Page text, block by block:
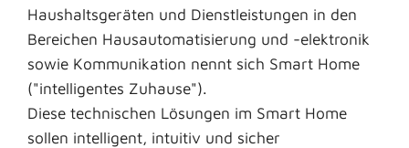
Haushaltsgeräten und Dienstleistungen in den
Bereichen Hausautomatisierung und -elektronik
sowie Kommunikation nennt sich Smart Home
("intelligentes Zuhause").
Diese technischen Lösungen im Smart Home
sollen intelligent, intuitiv und sicher